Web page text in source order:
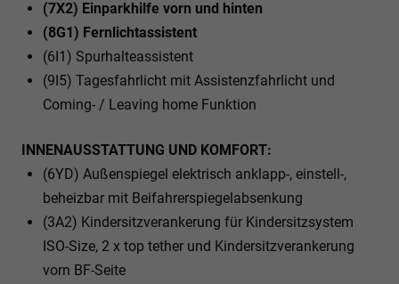
(7X2) Einparkhilfe vorn und hinten
(8G1) Fernlichtassistent
(6I1) Spurhalteassistent
(9I5) Tagesfahrlicht mit Assistenzfahrlicht und
Coming- / Leaving home Funktion
INNENAUSSTATTUNG UND KOMFORT:
(6YD) Außenspiegel elektrisch anklapp-, einstell-,
beheizbar mit Beifahrerspiegelabsenkung
(3A2) Kindersitzverankerung für Kindersitzsystem
ISO-Size, 2 x top tether und Kindersitzverankerung
vorn BF-Seite